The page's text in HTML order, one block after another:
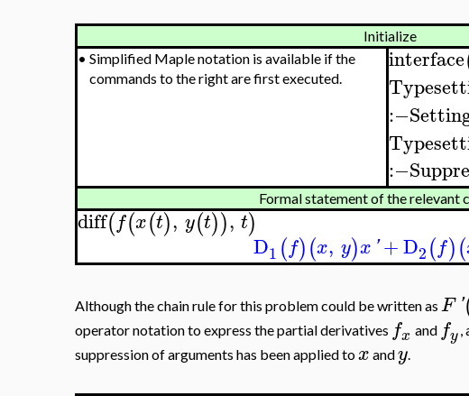
Initialize
• Simplified Maple notation is available if the
commands to the right are first executed.
interface
:−
:−
Formal statement of the relevant
diff(f(x(t), y(t)), t)
D1 (f)(x, y)x '+D2(f)(
Although the chain rule for this problem could be written as F '
operator notation to express the partial derivatives fx and fy
suppression of arguments has been applied tox andy.